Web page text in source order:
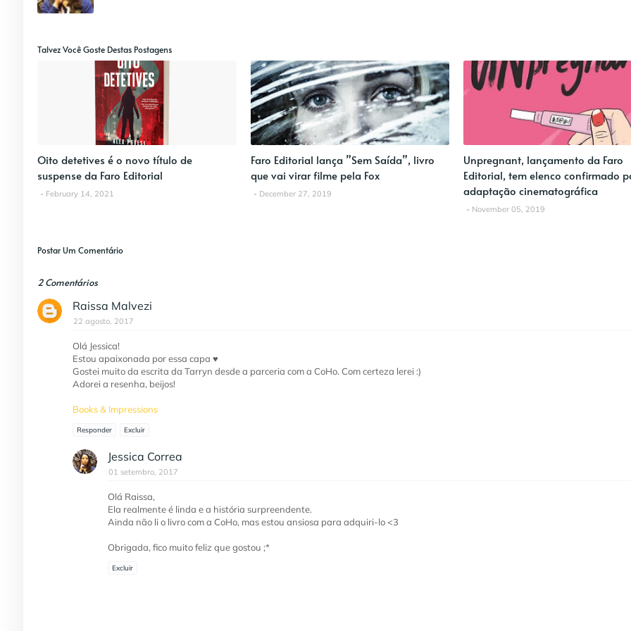
Talvez Você Goste Destas Postagens
Oito detetives é o novo título de
suspense da Faro Editorial
February 14, 2021
Faro Editorial lança ”Sem Saída”, livro
que vai virar filme pela Fox
December 27, 2019
Unpregnant, lançamento da Faro
Editorial, tem elenco confirmado
adaptação cinematográfica
November 05, 2019
Postar Um Comentário
2 Comentários
Raissa Malvezi
22 agosto, 2017
Olá Jessica!
Estou apaixonada por essa capa ♥
Gostei muito da escrita da Tarryn desde a parceria com a CoHo. Com certeza lerei :)
Adorei a resenha, beijos!
Books & Impressions
Responder Excluir
Jessica Correa
01 setembro, 2017
Olá Raissa,
Ela realmente é linda e a história surpreendente.
Ainda não li o livro com a CoHo, mas estou ansiosa para adquiri-lo <3
Obrigada, fico muito feliz que gostou ;*
Excluir